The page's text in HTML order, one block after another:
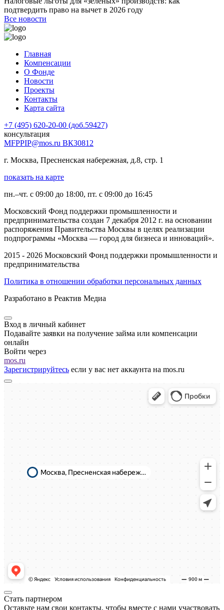
подтвердить право на вычет в 2026 году
Все новости
Главная
Компенсации
О Фонде
Новости
Проекты
Контакты
Карта сайта
+7 (495) 620-20-00 (доб.59427)
консультация
MFPPIP@mos.ru ВК30812
г. Москва, Пресненская набережная, д.8, стр. 1
показать на карте
пн.–чт. с 09:00 до 18:00, пт. с 09:00 до 16:45
Московский Фонд поддержки промышленности и
предпринимательства создан 7 декабря 2012 г. на основании
распоряжения Правительства Москвы в целях реализации
подпрограммы «Москва — город для бизнеса и инноваций».
2015 - 2026 Московский Фонд поддержки промышленности и
предпринимательства
Политика в отношении обработки персональных данных
Разработано в Реактив Медиа
Вход в личный кабинет
Подавайте заявки на получение займа или компенсации
онлайн
Войти через
mos.ru
Зарегистрируйтесь если у вас нет аккаунта на mos.ru
Стать партнером
Оставьте нам свои контакты, чтобы вместе с нами участвовать